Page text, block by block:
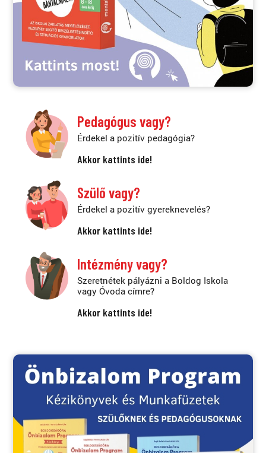
Pedagógus vagy?
Érdekel a pozitív pedagógia?
Akkor kattints ide!
Szülő vagy?
Érdekel a pozitív gyereknevelés?
Akkor kattints ide!
Intézmény vagy?
Szeretnétek pályázni a Boldog Iskola
vagy Óvoda címre?
Akkor kattints ide!